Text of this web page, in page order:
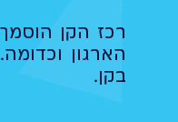
רכז הקן
הארגון
בקן.